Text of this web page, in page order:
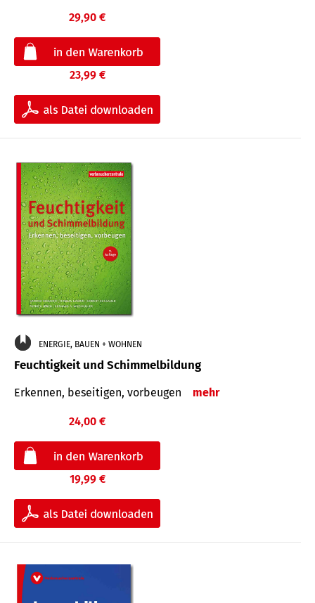
29,90 €
23,99 €
ENERGIE, BAUEN + WOHNEN
Feuchtigkeit und Schimmelbildung
Erkennen, beseitigen, vorbeugen mehr
24,00 €
19,99 €